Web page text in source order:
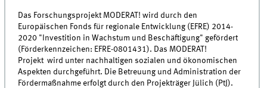
Das Forschungsprojekt MODERAT! wird durch den
Europäischen Fonds für regionale Entwicklung (EFRE) 2014-
2020 "Investition in Wachstum und Beschäftigung" gefördert
(Förderkennzeichen: EFRE-0801431). Das MODERAT!
Projekt wird unter nachhaltigen sozialen und ökonomischen
Aspekten durchgeführt. Die Betreuung und Administration der
Fördermaßnahme erfolgt durch den Projekträger Jülich (PtJ).